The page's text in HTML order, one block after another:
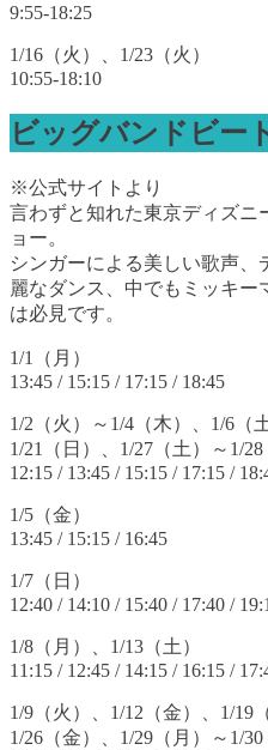
9:55-18:25
1/16（火）、1/23（火）
10:55-18:10
ビッグバンドビー
※公式サイトより
言わずと知れた東京ディズニ
ョー。
シンガーによる美しい歌声
麗なダンス、中でもミッキー
は必見です。
1/1（月）
13:45 / 15:15 / 17:15 / 18:45
1/2（火）～1/4（木）、1/6（
1/21（日）、1/27（土）～1/28
12:15 / 13:45 / 15:15 / 17:15 /
1/5（金）
13:45 / 15:15 / 16:45
1/7（日）
12:40 / 14:10 / 15:40 / 17:40 /
1/8（月）、1/13（土）
11:15 / 12:45 / 14:15 / 16:15 /
1/9（火）、1/12（金）、1/19
1/26（金）、1/29（月）～1/30